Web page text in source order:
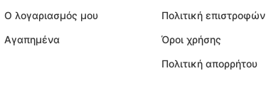
Ο λογαριασμός μου
Αγαπημένα
Πολιτική επιστροφών
Όροι χρήσης
Πολιτική απορρήτου